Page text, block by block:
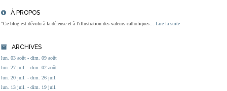
À PROPOS
"Ce blog est dévolu à la défense et à l'illustration des valeurs catholiques... Lire la suite
ARCHIVES
lun. 03 août - dim. 09 août
lun. 27 juil. - dim. 02 août
lun. 20 juil. - dim. 26 juil.
lun. 13 juil. - dim. 19 juil.